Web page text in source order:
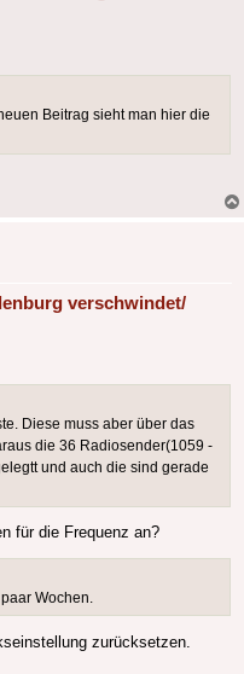
Beitrag sieht man hier die
verschwindet/
Diese muss aber über das
die 36 Radiosender(1059 -
und auch die sind gerade
für die Frequenz an?
Wochen.
zurücksetzen.